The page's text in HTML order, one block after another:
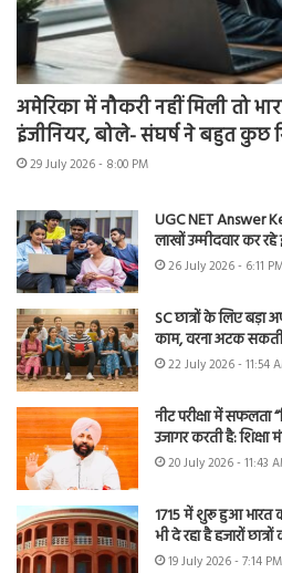
अमेरिका में नौकरी नहीं मिली तो
इंजीनियर, बोले- संघर्ष ने बहुत कुछ
29 July 2026 - 8:00 PM
UGC NET Answer
लाखों उम्मीदवार कर रहे
26 July 2026 - 6:11
SC छात्रों के लिए
काम, वरना अटक
22 July 2026 - 11:54
नीट परीक्षा में सफलता
उजागर करती है: शिक्षा
20 July 2026 - 11:43
1715 में शुरू हुआ भारत
भी दे रहा है हजारों छात्रों
19 July 2026 - 7:14 PM